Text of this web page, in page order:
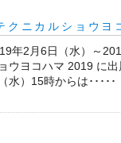
クニカルショウヨ
年2月6日（水）～
ウヨコハマ 2019 に
水）15時からは･････